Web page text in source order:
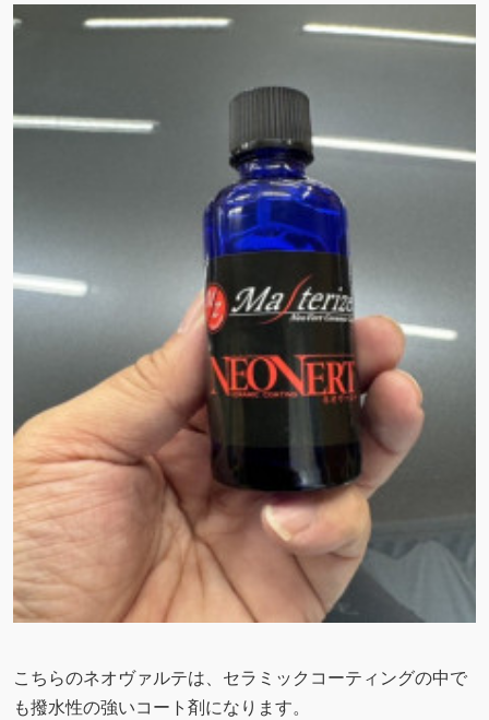
こちらのネオヴァルテは、セラミックコーティングの中で
も撥水性の強いコート剤になります。